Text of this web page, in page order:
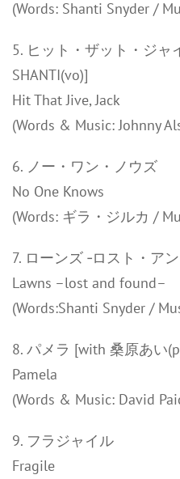
(Words: Shanti Snyder /
5. ヒット・ザット・ジャ
SHANTI(vo)]
Hit That Jive, Jack
(Words & Music: Johnny
6. ノー・ワン・ノウズ
No One Knows
(Words: ギラ・ジルカ /
7. ローンズ ‐ロスト・ア
Lawns –lost and found–
(Words:Shanti Snyder /
8. パメラ [with 桑原あい
Pamela
(Words & Music: David
9. フラジャイル
Fragile